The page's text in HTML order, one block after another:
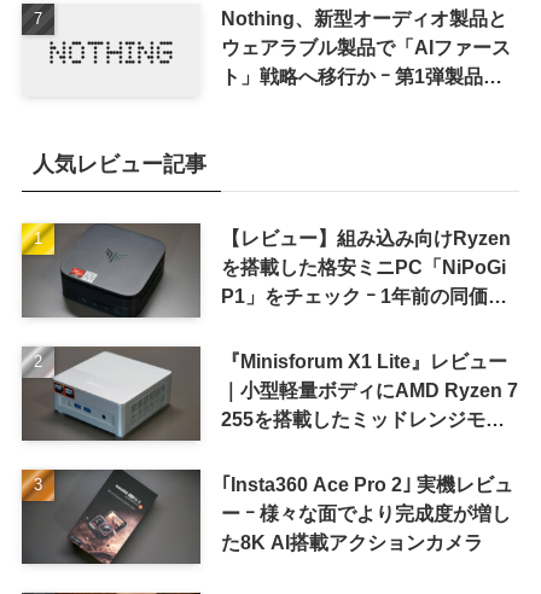
Nothing、新型オーディオ製品と
ウェアラブル製品で「AIファース
ト」戦略へ移行か ｰ 第1弾製品は
人気レビュー記事
【レビュー】組み込み向けRyzen
を搭載した格安ミニPC「NiPoGi
P1」をチェック ｰ 1年前の同価格
『Minisforum X1 Lite』レビュー
｜小型軽量ボディにAMD Ryzen 7
255を搭載したミッドレンジモデ
｢Insta360 Ace Pro 2｣ 実機レビュ
ー ｰ 様々な面でより完成度が増し
た8K AI搭載アクションカメラ